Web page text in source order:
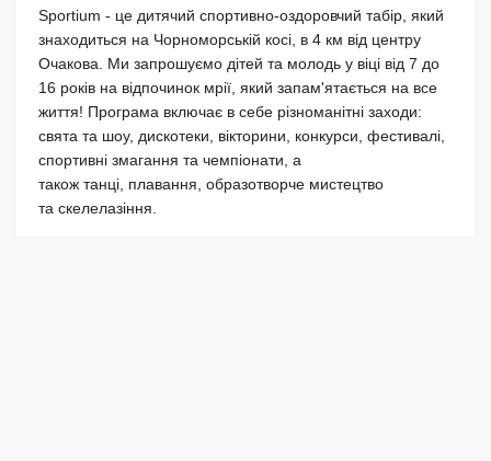
Sportium - це дитячий спортивно-оздоровчий табір, який
знаходиться на Чорноморській косі, в 4 км від центру
Очакова. Ми запрошуємо дітей та молодь у віці від 7 до
16 років на відпочинок мрії, який запам'ятається на все
життя! Програма включає в себе різноманітні заходи:
свята та шоу, дискотеки, вікторини, конкурси, фестивалі,
спортивні змагання та чемпіонати, а
також танці, плавання, образотворче мистецтво
та скелелазіння.